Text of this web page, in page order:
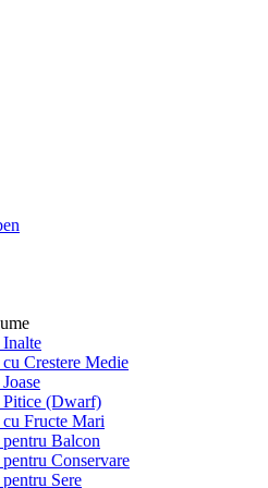
Crestere Medie
Pitice (Dwarf)
Fructe Mari
Balcon
Conservare
Sere